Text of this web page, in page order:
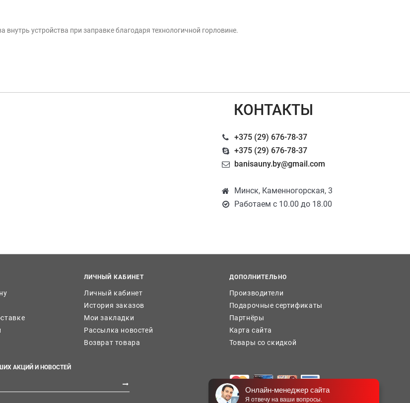
внутрь устройства при заправке благодаря технологичной горловине.
КОНТАКТЫ
+375 (29) 676-78-37
+375 (29) 676-78-37
banisauny.by@gmail.com
Минск, Каменногорская, 3
Работаем с 10.00 до 18.00
ЛИЧНЫЙ КАБИНЕТ
Личный кабинет
История заказов
Мои закладки
Рассылка новостей
Возврат товара
ДОПОЛНИТЕЛЬНО
Производители
Подарочные сертификаты
Партнёры
Карта сайта
Товары со скидкой
АКЦИЙ И НОВОСТЕЙ
Онлайн-менеджер сайта
Я отвечу на ваши вопросы.